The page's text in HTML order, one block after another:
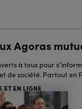
Agoras
à tous pour
de société. Partout en
ET EN LIGNE